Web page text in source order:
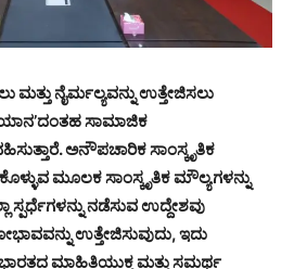
ಮತ್ತು ನೈರ್ಮಲ್ಯವನ್ನು ಉತ್ತೇಜಿಸಲು
ಸಾಮಾಜಿಕ
ಅನೌಪಚಾರಿಕ ಸಾಂಸ್ಕೃತಿಕ
ಮೂಲಕ ಸಾಂಸ್ಕೃತಿಕ ಮೌಲ್ಯಗಳನ್ನು
ಸ್ಪರ್ಧೆಗಳನ್ನು ನಡೆಸುವ ಉದ್ದೇಶವು
ಉತ್ತೇಜಿಸುವುದು, ಇದು
ಮಾಹಿತಿಯುಕ್ತ ಮತ್ತು ಸಮರ್ಥ